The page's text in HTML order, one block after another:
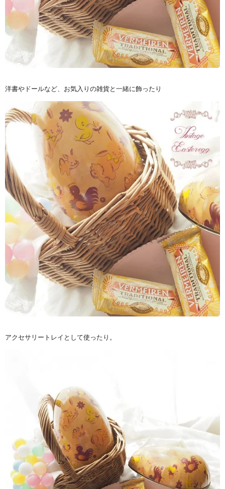
洋書やドールなど、お気入りの雑貨と一緒に飾ったり
アクセサリートレイとして使ったり。